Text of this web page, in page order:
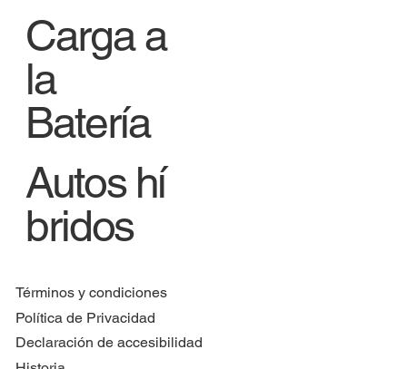
Carga a
la
Batería
Autos hí
bridos
Términos y condiciones
Política de Privacidad
Declaración de accesibilidad